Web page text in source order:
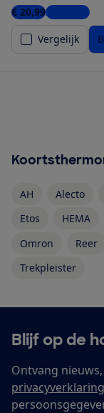
€ 20,992 winkels
Vergelijk
AH Alecto
Etos
HEMA
Omron
Reer
Trekpleister
Blijf op de
Ontvang
privacyverklaring